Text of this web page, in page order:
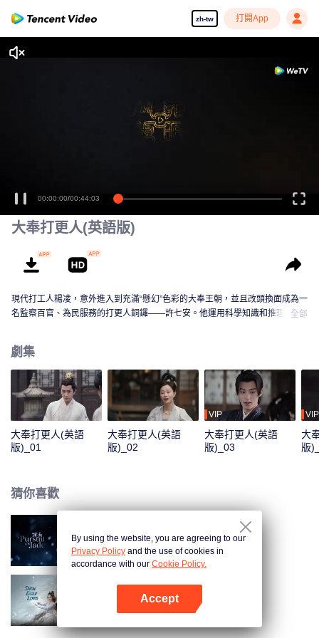
zh-tw 打開App
00:00:00/00:44:03
大奉打更人(英語版)
現代打工人楊凌，意外進入到充滿“懸幻”色彩的大奉王朝，並且改頭換面成為一
名監察百官、為民服務的打更人銅鑼——許七安。他運用科學知識和推理特
這個有武夫、有術士，人心詭譎、暗流湧動的大奉世界裡，他與志同道合的夥
伴們，選擇迎難而上，敢於捨己犧牲，共同對抗朝廷暗黑勢力，為百姓和公道
發聲，齊心守護大奉安定。
全部
劇集
大奉打更人(英語
版)_01
大奉打更人(英語
版)_02
VIP
大奉打更人(英語
版)_03
VIP
大
版
猜你喜歡
逐玉（英語版）
雪鷹領主（英語版）
By using the website, you are agreeing to our
Privacy Policy and the use of cookies in
accordance with our Cookie Policy.
Accept